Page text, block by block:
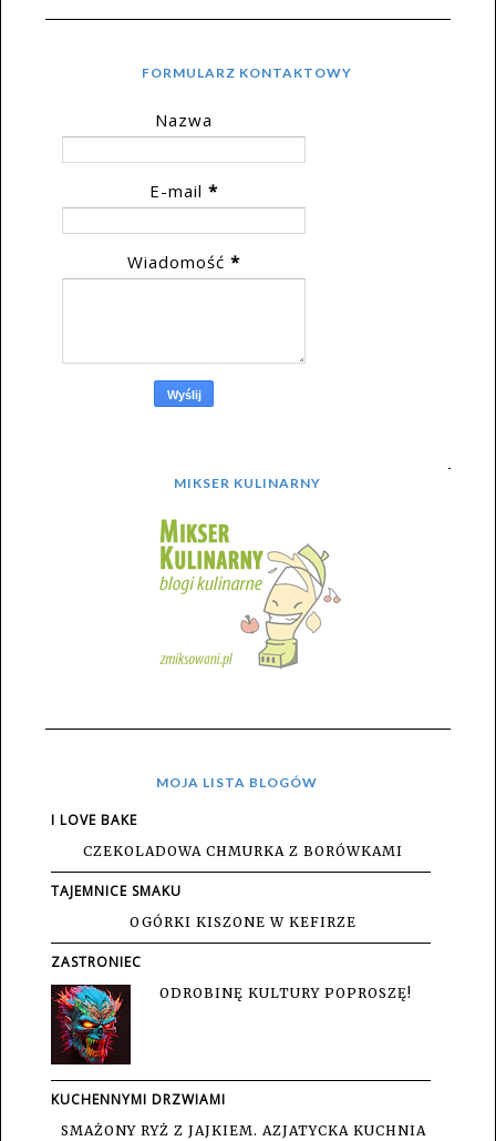
FORMULARZ KONTAKTOWY
Nazwa
E-mail *
Wiadomość *
MIKSER KULINARNY
MOJA LISTA BLOGÓW
I LOVE BAKE
CZEKOLADOWA CHMURKA Z BORÓWKAMI
TAJEMNICE SMAKU
OGÓRKI KISZONE W KEFIRZE
ZASTRONIEC
ODROBINĘ KULTURY POPROSZĘ!
KUCHENNYMI DRZWIAMI
SMAŻONY RYŻ Z JAJKIEM. AZJATYCKA KUCHNIA